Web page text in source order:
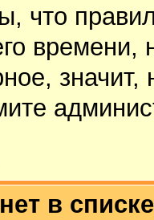
что
значит,
в